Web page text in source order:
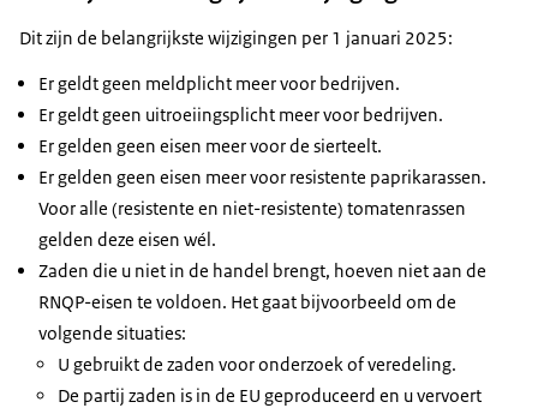
Dit zijn de belangrijkste wijzigingen per 1 januari 2025:
Er geldt geen meldplicht meer voor bedrijven.
Er geldt geen uitroeiingsplicht meer voor bedrijven.
Er gelden geen eisen meer voor de sierteelt.
Er gelden geen eisen meer voor resistente paprikarassen.
Voor alle (resistente en niet-resistente) tomatenrassen
gelden deze eisen wél.
Zaden die u niet in de handel brengt, hoeven niet aan de
RNQP-eisen te voldoen. Het gaat bijvoorbeeld om de
volgende situaties:
U gebruikt de zaden voor onderzoek of veredeling.
De partij zaden is in de EU geproduceerd en u vervoert